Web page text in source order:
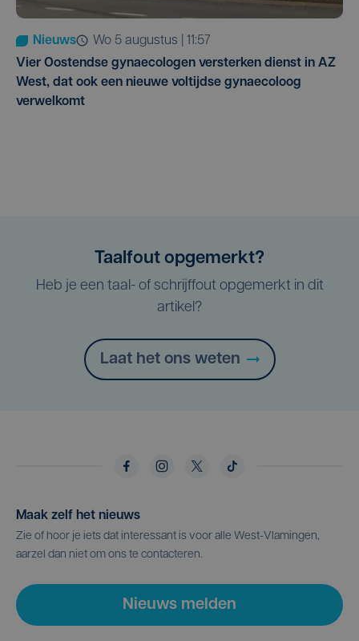
Nieuws
wo 5 augustus | 11:57
Vier Oostendse gynaecologen versterken dienst in AZ
West, dat ook een nieuwe voltijdse gynaecoloog
verwelkomt
Taalfout opgemerkt?
Heb je een taal- of schrijffout opgemerkt in dit
artikel?
Laat het ons weten
Maak zelf het nieuws
Zie of hoor je iets dat interessant is voor alle West-Vlamingen,
aarzel dan niet om ons te contacteren.
Nieuws melden